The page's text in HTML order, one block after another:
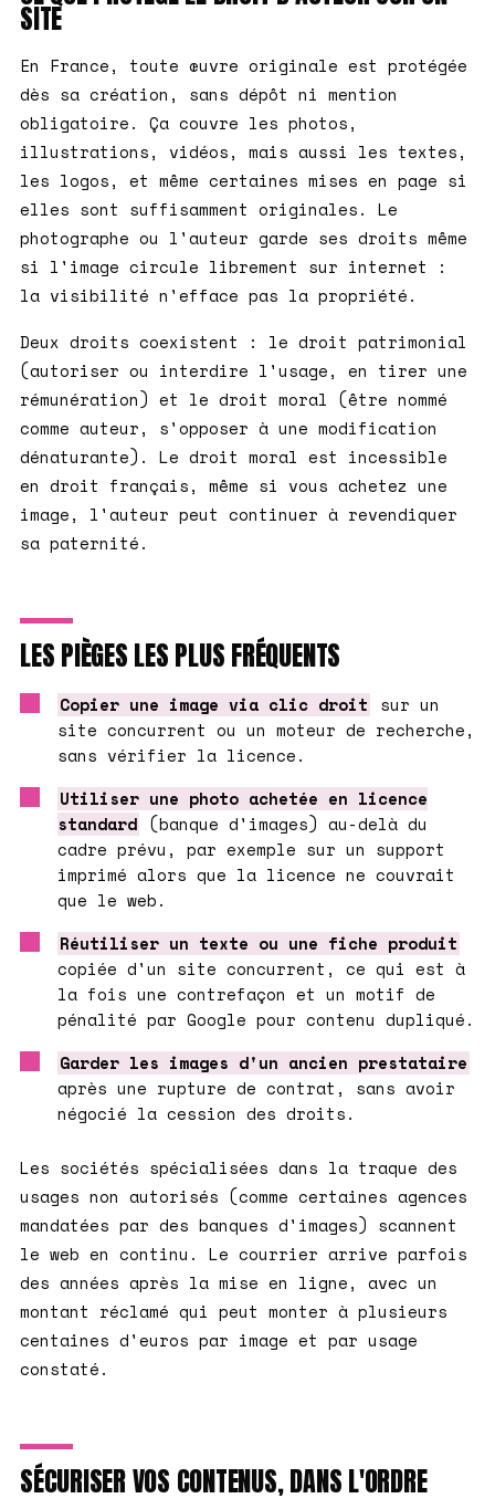
SITE
En France, toute œuvre originale est protégée
dès sa création, sans dépôt ni mention
obligatoire. Ça couvre les photos,
illustrations, vidéos, mais aussi les textes,
les logos, et même certaines mises en page si
elles sont suffisamment originales. Le
photographe ou l'auteur garde ses droits même
si l'image circule librement sur internet :
la visibilité n'efface pas la propriété.
Deux droits coexistent : le droit patrimonial
(autoriser ou interdire l'usage, en tirer une
rémunération) et le droit moral (être nommé
comme auteur, s'opposer à une modification
dénaturante). Le droit moral est incessible
en droit français, même si vous achetez une
image, l'auteur peut continuer à revendiquer
sa paternité.
LES PIÈGES LES PLUS FRÉQUENTS
Copier une image via clic droit
sur un
site concurrent ou un moteur de recherche,
sans vérifier la licence.
Utiliser une photo achetée en licence
standard (banque d'images) au-delà du
cadre prévu, par exemple sur un support
imprimé alors que la licence ne couvrait
que le web.
Réutiliser un texte ou une fiche produit
copiée d'un site concurrent, ce qui est à
la fois une contrefaçon et un motif de
pénalité par Google pour contenu dupliqué.
Garder les images d'un ancien prestataire
après une rupture de contrat, sans avoir
négocié la cession des droits.
Les sociétés spécialisées dans la traque des
usages non autorisés (comme certaines agences
mandatées par des banques d'images) scannent
le web en continu. Le courrier arrive parfois
des années après la mise en ligne, avec un
montant réclamé qui peut monter à plusieurs
centaines d'euros par image et par usage
constaté.
SÉCURISER VOS CONTENUS, DANS L'ORDRE